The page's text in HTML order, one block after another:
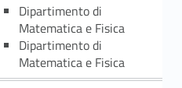
Dipartimento di
Matematica e Fisica
Dipartimento di
Matematica e Fisica